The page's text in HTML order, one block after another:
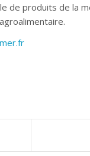
de produits de la